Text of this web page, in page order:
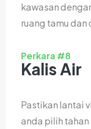
kawasan
ruang tamu dan
Perkara #8
Kalis Air
Pastikan lantai
anda pilih